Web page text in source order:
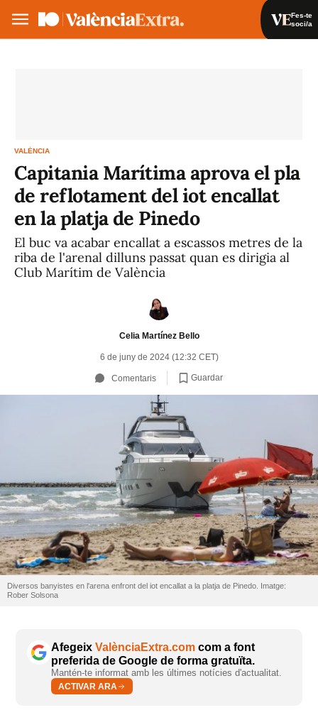
Fes-te
soci/a
VALÈNCIA
Capitania Marítima aprova el pla
de reflotament del iot encallat
en la platja de Pinedo
El buc va acabar encallat a escassos metres de la
riba de l'arenal dilluns passat quan es dirigia al
Club Marítim de València
Celia Martínez Bello
6 de juny de 2024 (12:32 CET)
Comentaris Guardar
Diversos banyistes en l'arena enfront del iot encallat a la platja de Pinedo. Imatge:
Rober Solsona
Afegeix ValènciaExtra.com com a font
preferida de Google de forma gratuïta.
Mantén-te informat amb les últimes notícies d'actualitat.
ACTIVAR ARA